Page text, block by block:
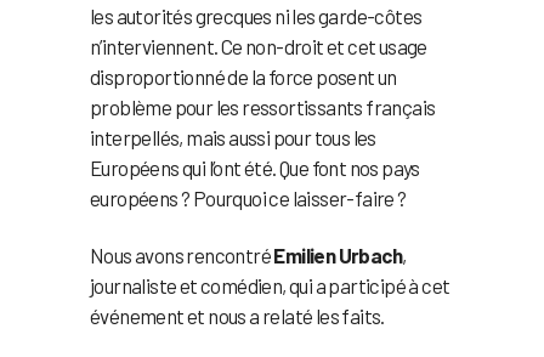
les autorités grecques ni les garde-côtes
n’interviennent. Ce non-droit et cet usage
disproportionné de la force posent un
problème pour les ressortissants français
interpellés, mais aussi pour tous les
Européens qui l’ont été. Que font nos pays
européens ? Pourquoi ce laisser-faire ?
Nous avons rencontréEmilien Urbach,
journaliste et comédien, qui a participé à cet
événement et nous a relaté les faits.